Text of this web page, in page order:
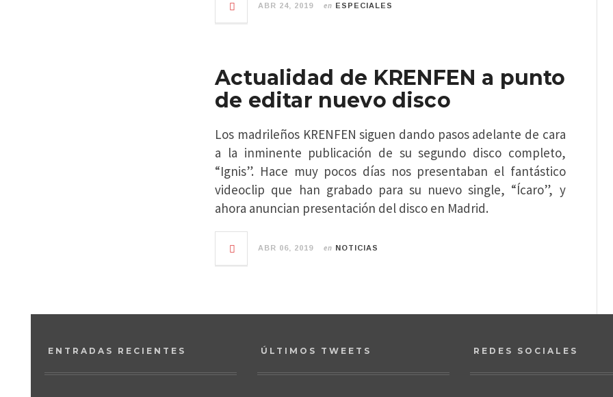
ABR 24, 2019 en ESPECIALES
Actualidad de KRENFEN a punto
de editar nuevo disco
Los madrileños KRENFEN siguen dando pasos adelante de cara
a la inminente publicación de su segundo disco completo,
“Ignis”. Hace muy pocos días nos presentaban el fantástico
videoclip que han grabado para su nuevo single, “Ícaro”, y
ahora anuncian presentación del disco en Madrid.
ABR 06, 2019 en NOTICIAS
ENTRADAS RECIENTES ÚLTIMOS TWEETS REDES SOCIALES